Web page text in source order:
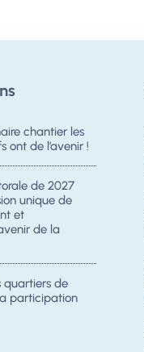
chantier les
ont de l’avenir !
de 2027
unique de
et
de la
quartiers de
participation